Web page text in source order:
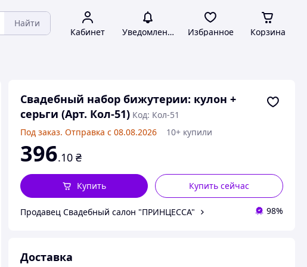
Найти
Кабинет Уведомления Избранное Корзина
Свадебный набор бижутерии: кулон +
серьги (Арт. Кол-51) Код: Кол-51
Под заказ. Отправка с 08.08.2026
10+ купили
396.10 ₴
Купить сейчас
Купить
Продавец Свадебный салон "ПРИНЦЕССА" 98%
Доставка